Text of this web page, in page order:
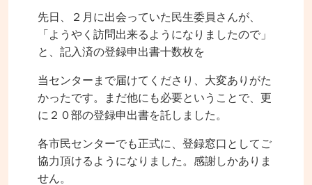
先日、２月に出会っていた民生委員さんが、
「ようやく訪問出来るようになりましたので」
と、記入済の登録申出書十数枚を
当センターまで届けてくださり、大変ありがた
かったです。まだ他にも必要ということで、更
に２０部の登録申出書を託しました。
各市民センターでも正式に、登録窓口としてご
協力頂けるようになりました。感謝しかありま
せん。